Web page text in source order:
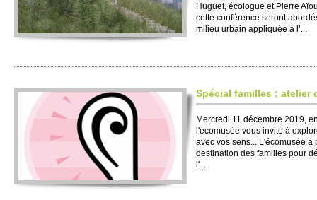
Huguet, écologue et Pierre
cette conférence seront
milieu urbain appliquée à l’...
Spécial familles : atelier
Mercredi 11 décembre 2019,
l'écomusée vous invite à
avec vos sens... L'écomusée
destination des familles pour
l'...